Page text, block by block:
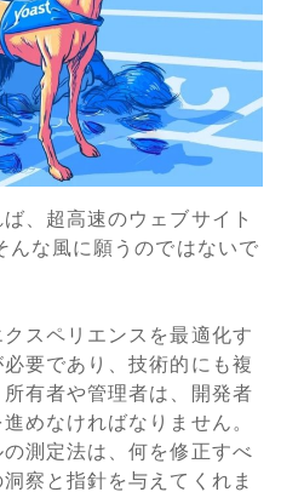
、超高速のウェブサイト
んな風に願うのではないで
スペリエンスを最適化す
要であり、技術的にも複
有者や管理者は、開発者
めなければなりません。
測定法は、何を修正すべ
察と指針を与えてくれま